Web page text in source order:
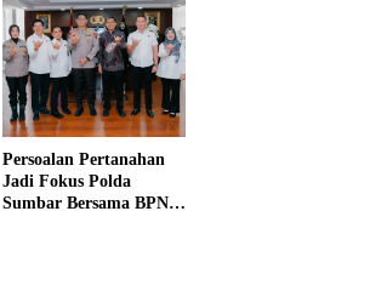
Persoalan Pertanahan
Jadi Fokus Polda
Sumbar Bersama BPN